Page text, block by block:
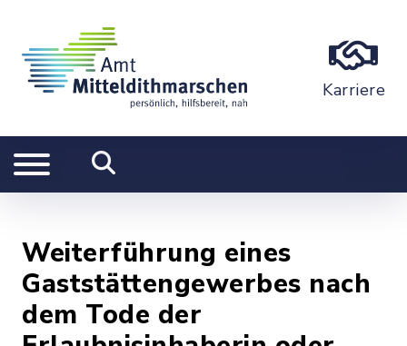
Karriere
Weiterführung eines
Gaststättengewerbes nach
dem Tode der